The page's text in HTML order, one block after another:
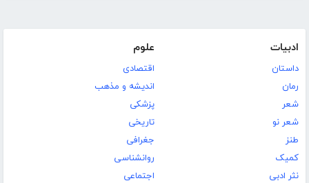
ادبیات
داستان
رمان
شعر
شعر نو
طنز
کمیک
نثر ادبی
علوم
اقتصادی
اندیشه و مذهب
پزشکی
تاریخی
جغرافی
روانشناسی
اجتماعی